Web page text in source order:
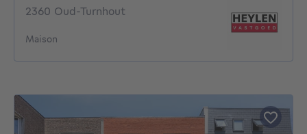
2360 Oud-Turnhout
Maison